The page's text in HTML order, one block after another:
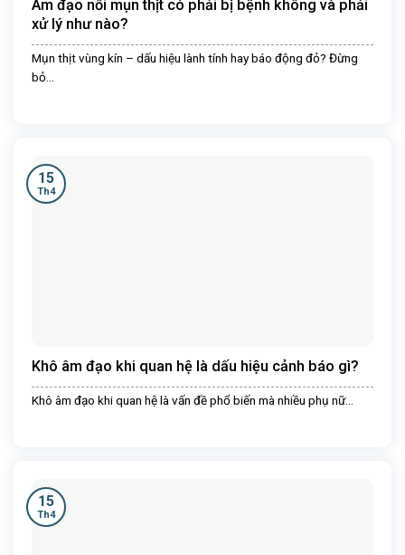
Âm đạo nổi mụn thịt có phải bị bệnh không và phải
xử lý như nào?
Mụn thịt vùng kín – dấu hiệu lành tính hay báo động đỏ? Đừng
bỏ...
Khô âm đạo khi quan hệ là dấu hiệu cảnh báo gì?
Khô âm đạo khi quan hệ là vấn đề phổ biến mà nhiều phụ nữ...
15
Th4
15
Th4